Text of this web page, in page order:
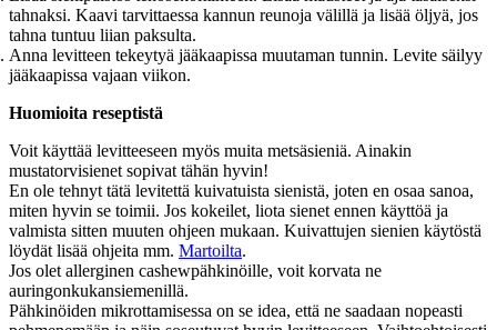
tahnaksi. Kaavi tarvittaessa kannun reunoja välillä ja lisää öljyä, jos
tahna tuntuu liian paksulta.
Anna levitteen tekeytyä jääkaapissa muutaman tunnin. Levite säilyy
jääkaapissa vajaan viikon.
Huomioita reseptistä
Voit käyttää levitteeseen myös muita metsäsieniä. Ainakin
mustatorvisienet sopivat tähän hyvin!
En ole tehnyt tätä levitettä kuivatuista sienistä, joten en osaa sanoa,
miten hyvin se toimii. Jos kokeilet, liota sienet ennen käyttöä ja
valmista sitten muuten ohjeen mukaan. Kuivattujen sienien käytöstä
löydät lisää ohjeita mm. Martoilta.
Jos olet allerginen cashewpähkinöille, voit korvata ne
auringonkukansiemenillä.
Pähkinöiden mikrottamisessa on se idea, että ne saadaan nopeasti